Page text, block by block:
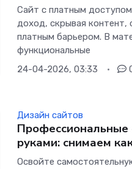
Сайт с платным
доход, скрывая контент,
платным барьером. В
функциональные
24-04-2026, 03:33
Дизайн сайтов
руками: снимаем
Освойте